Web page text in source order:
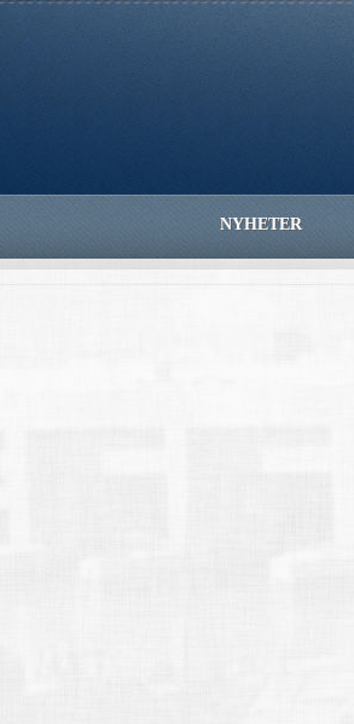
NYHETER